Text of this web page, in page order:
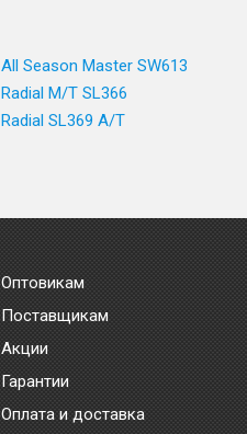
All Season Master SW613
Radial M/T SL366
Radial SL369 A/T
Оптовикам
Поставщикам
Акции
Гарантии
Оплата и доставка